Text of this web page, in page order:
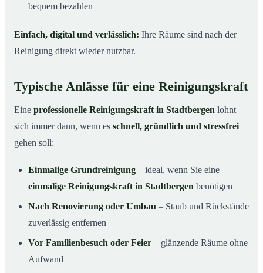
bequem bezahlen
Einfach, digital und verlässlich: Ihre Räume sind nach der
Reinigung direkt wieder nutzbar.
Typische Anlässe für eine Reinigungskraft
Eine professionelle Reinigungskraft in Stadtbergen lohnt
sich immer dann, wenn es schnell, gründlich und stressfrei
gehen soll:
Einmalige Grundreinigung – ideal, wenn Sie eine
einmalige Reinigungskraft in Stadtbergen benötigen
Nach Renovierung oder Umbau – Staub und Rückstände
zuverlässig entfernen
Vor Familienbesuch oder Feier – glänzende Räume ohne
Aufwand